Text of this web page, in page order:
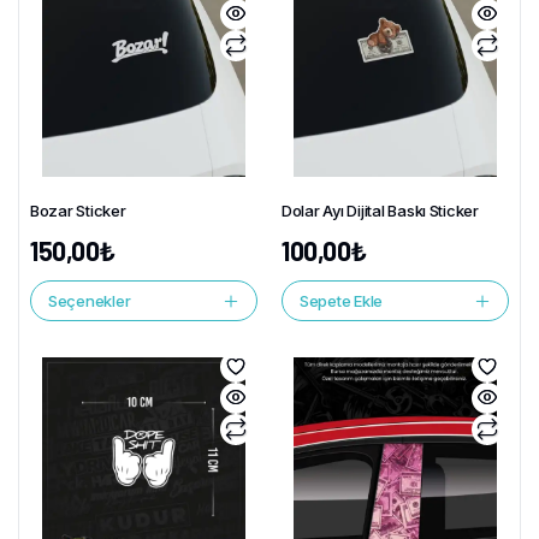
Bozar Sticker
150,00₺
Seçenekler
Dolar Ayı Dijital Baskı Sticker
100,00₺
Sepete Ekle